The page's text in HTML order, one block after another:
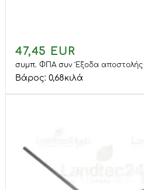
47,45 EUR
συμπ. ΦΠΑσυνΈξοδα αποστολής
Βάρος: 0,68κιλά